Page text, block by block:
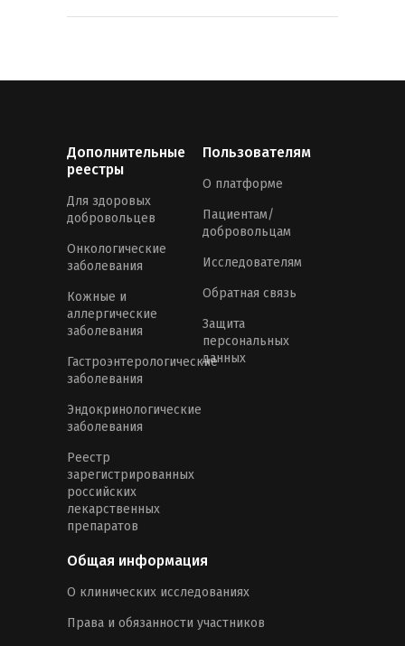
Дополнительные
реестры
Для здоровых
добровольцев
Онкологические
заболевания
Кожные и
аллергические
заболевания
Гастроэнтерологические
заболевания
Эндокринологические
заболевания
Реестр
зарегистрированных
российских
лекарственных
препаратов
Пользователям
О платформе
Пациентам/
добровольцам
Исследователям
Обратная связь
Защита
персональных
данных
Общая информация
О клинических исследованиях
Права и обязанности участников